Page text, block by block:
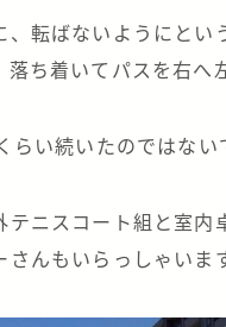
転ばないようにとい
ち着いてパスを右へ
い続いたのではない
ニスコート組と室内
んもいらっしゃいま